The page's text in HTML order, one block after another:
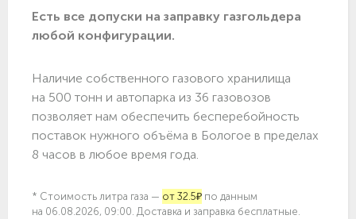
Есть все допуски нa заправку газгольдера
любой конфигурации.
Наличие собственного газового хранилища
на 500 тонн и автопарка из 36 газовозов
позволяет нам обеспечить бесперебойность
поставок нужного объёма в Бологое в пределах
8 часов в любое время года.
* Стоимость литра газа — от 32.5₽ по данным
на 06.08.2026, 09:00. Доставка и заправка бесплатные.